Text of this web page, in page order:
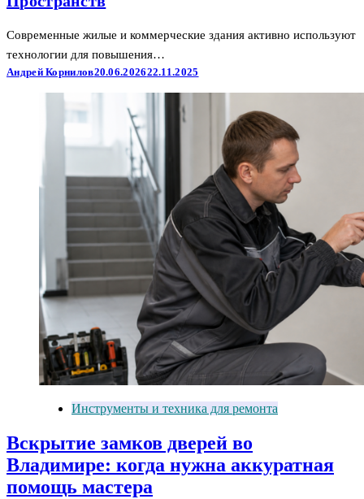
Современные жилые и коммерческие здания активно используют
технологии для повышения…
Андрей Корнилов20.06.202622.11.2025
Инструменты и техника для ремонта
Вскрытие замков дверей во
Владимире: когда нужна аккуратная
помощь мастера